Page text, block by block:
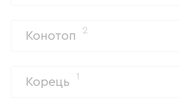
Конотоп 2
Корець 1